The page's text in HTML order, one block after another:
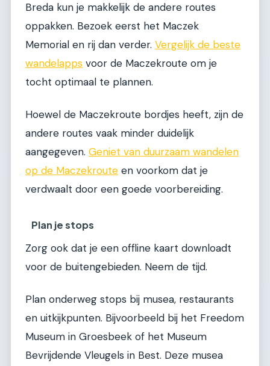
Breda kun je makkelijk de andere routes
oppakken. Bezoek eerst het Maczek
Memorial en rij dan verder. Vergelijk de beste
wandelapps voor de Maczekroute om je
tocht optimaal te plannen.
Hoewel de Maczekroute bordjes heeft, zijn de
andere routes vaak minder duidelijk
aangegeven. Geniet van duurzaam wandelen
op de Maczekroute en voorkom dat je
verdwaalt door een goede voorbereiding.
Plan je stops
Zorg ook dat je een offline kaart downloadt
voor de buitengebieden. Neem de tijd.
Plan onderweg stops bij musea, restaurants
en uitkijkpunten. Bijvoorbeeld bij het Freedom
Museum in Groesbeek of het Museum
Bevrijdende Vleugels in Best. Deze musea